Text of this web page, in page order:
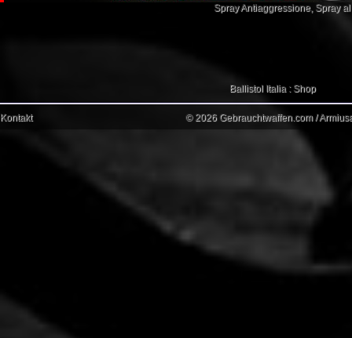
Spray Antiaggressione, Spray
Ballistol Italia : Shop
Kontakt © 2026 Gebrauchtwaffen.com /